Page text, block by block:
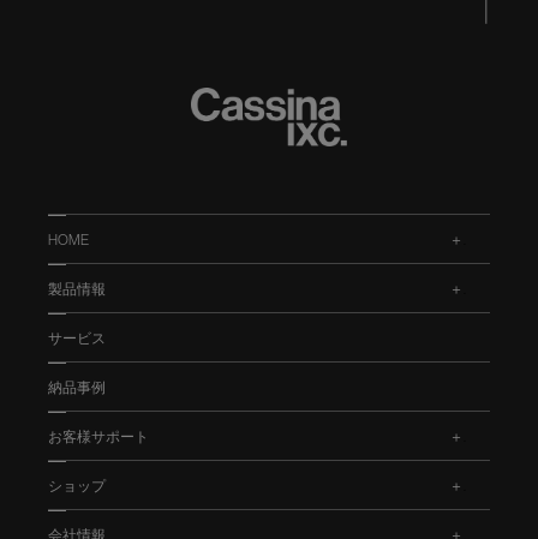
HOME
製品情報
サービス
納品事例
お客様サポート
ショップ
会社情報